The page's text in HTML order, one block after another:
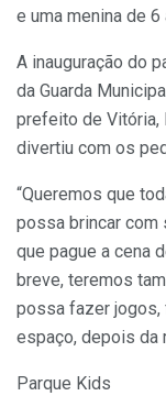
e uma menina de 6
A inauguração do
da Guarda
prefeito de Vitória,
divertiu com os
“Queremos que
possa brincar com
que pague a cena
breve, teremos
possa fazer jogos,
espaço, depois da
Parque Kids